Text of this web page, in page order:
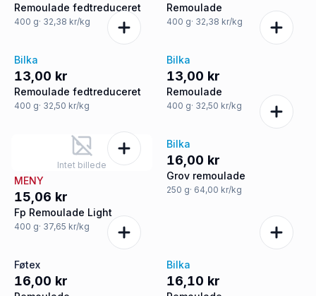
Remoulade fedtreduceret
400 g· 32,38 kr/kg
Remoulade
400 g· 32,38 kr/kg
Bilka
13,00 kr
Remoulade fedtreduceret
400 g· 32,50 kr/kg
Bilka
13,00 kr
Remoulade
400 g· 32,50 kr/kg
Intet billede
MENY
15,06 kr
Fp Remoulade Light
400 g· 37,65 kr/kg
Bilka
16,00 kr
Grov remoulade
250 g· 64,00 kr/kg
Føtex
16,00 kr
Bilka
16,10 kr